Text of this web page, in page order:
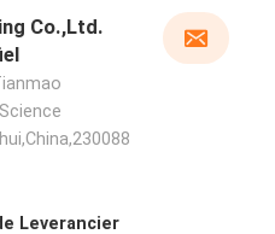
Co.,Ltd.
Leverancier